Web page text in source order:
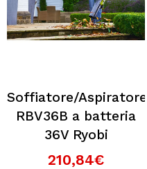
testato l'elettronica e il
Forniscono energia più a
con tastierino:Con il
di mano il controllo
Disponibile su tutti i
900, questa funzione
Soffiatore/Aspiratore
RBV36B a batteria
36V Ryobi
210,84€